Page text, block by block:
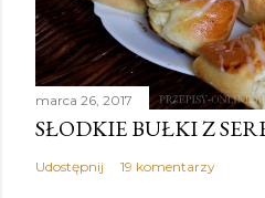
marca 26, 2017
SŁODKIE BUŁKI Z
Udostępnij 19 komentarzy